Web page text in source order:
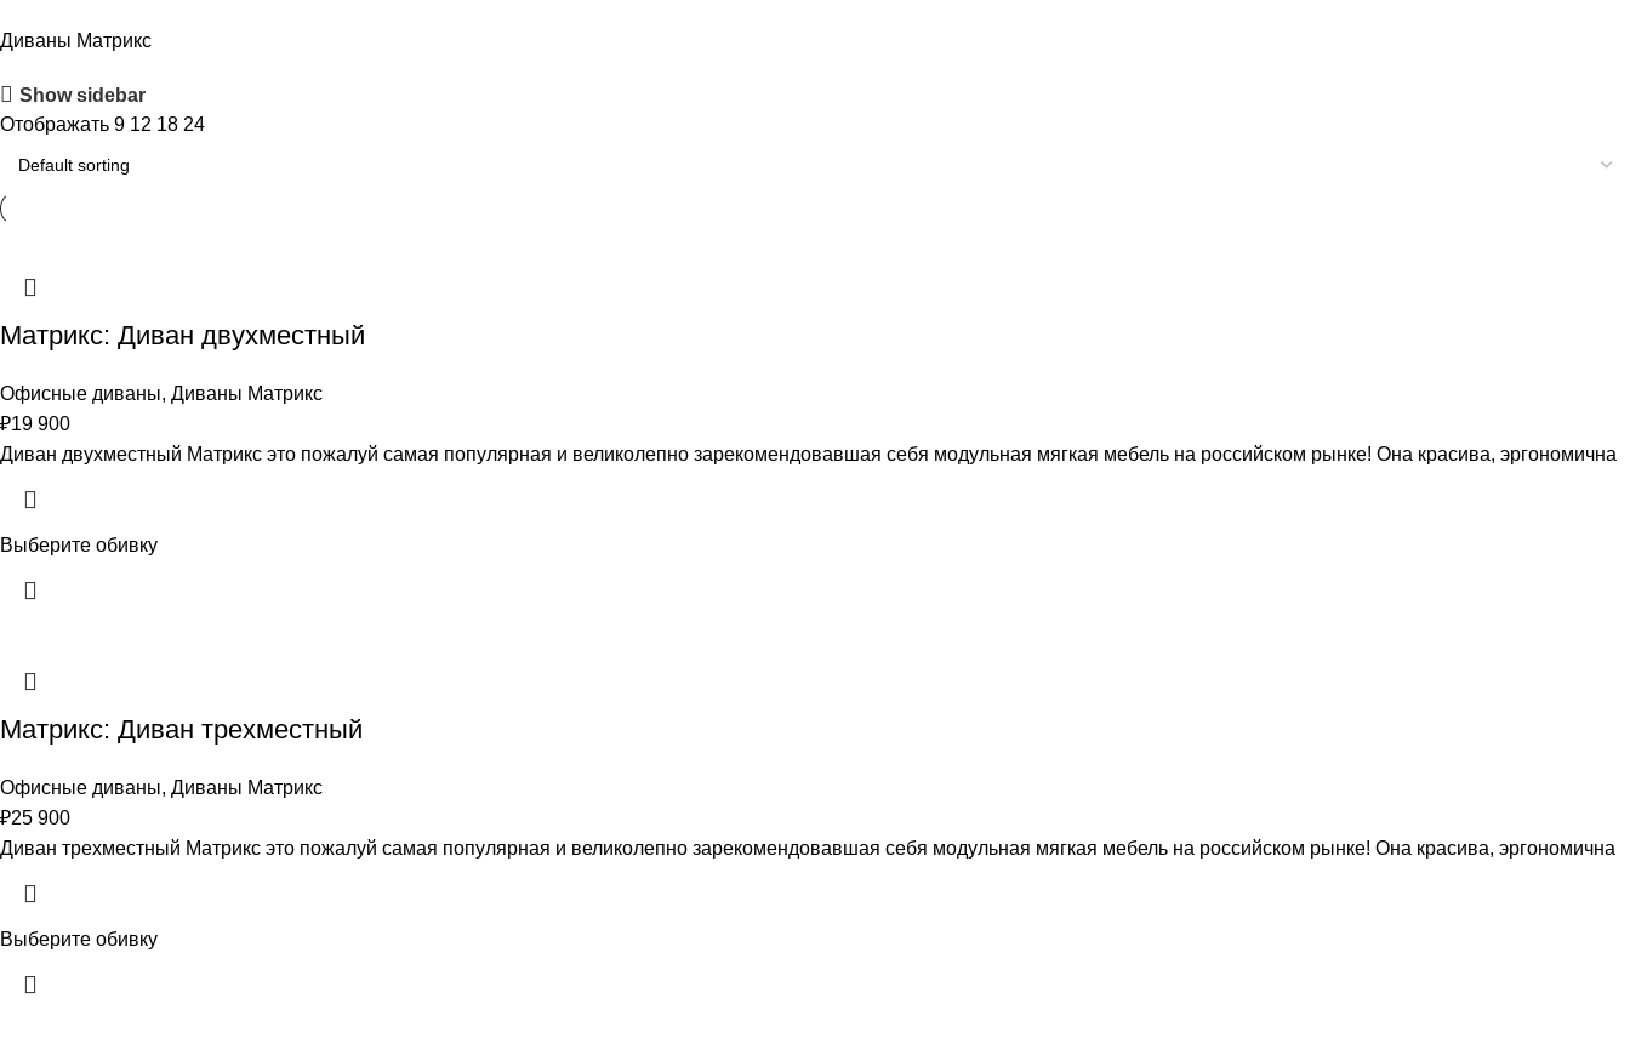
Диваны Матрикс
Show sidebar
Отображать 9 12 18 24
Матрикс: Диван двухместный
Офисные диваны, Диваны Матрикс
₽19 900
Диван двухместный Матрикс это пожалуй самая популярная и великолепно зарекомендовавшая себя модульная мягкая мебель на российском рынке! Она красива, эргономична
Выберите обивку
Матрикс: Диван трехместный
Офисные диваны, Диваны Матрикс
₽25 900
Диван трехместный Матрикс это пожалуй самая популярная и великолепно зарекомендовавшая себя модульная мягкая мебель на российском рынке! Она красива, эргономична
Выберите обивку